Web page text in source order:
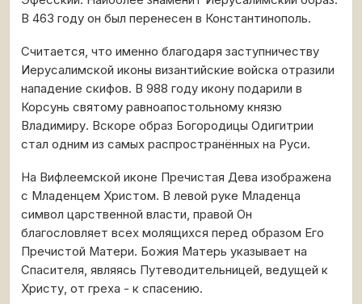
В 463 году он был перенесен в Константинополь.
Считается, что именно благодаря заступничеству
Иерусалимской иконы византийские войска отразили
нападение скифов. В 988 году икону подарили в
Корсунь святому равноапостольному князю
Владимиру. Вскоре образ Богородицы Одигитрии
стал одним из самых распространённых на Руси.
На Вифлеемской иконе Пречистая Дева изображена
с Младенцем Христом. В левой руке Младенца
символ царственной власти, правой Он
благословляет всех молящихся перед образом Его
Пречистой Матери. Божия Матерь указывает на
Спасителя, являясь Путеводительницей, ведущей к
Христу, от греха - к спасению.